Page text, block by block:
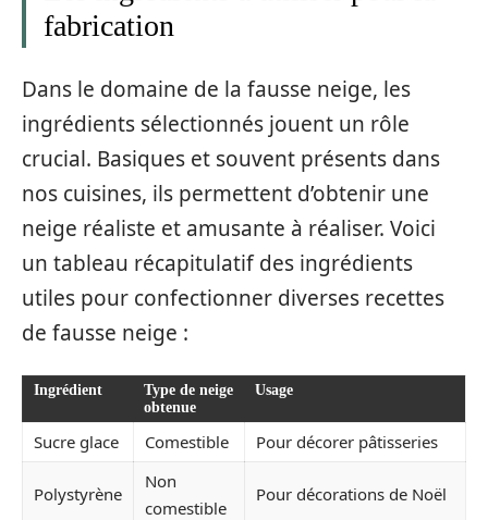
fabrication
Dans le domaine de la fausse neige, les
ingrédients sélectionnés jouent un rôle
crucial. Basiques et souvent présents dans
nos cuisines, ils permettent d’obtenir une
neige réaliste et amusante à réaliser. Voici
un tableau récapitulatif des ingrédients
utiles pour confectionner diverses recettes
de fausse neige :
Ingrédient
Type de neige
obtenue
Usage
Sucre glace Comestible Pour décorer pâtisseries
Polystyrène
Non
comestible
Pour décorations de Noël